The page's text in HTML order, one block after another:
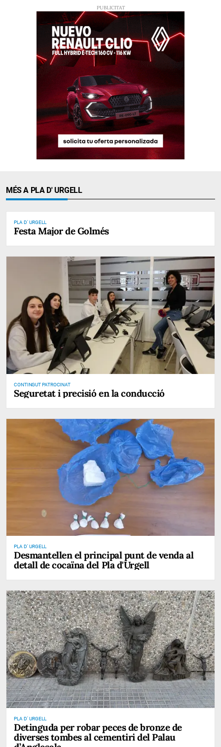
MÉS A PLA D' URGELL
PLA D' URGELL
Festa Major de Golmés
CONTINGUT PATROCINAT
Seguretat i precisió en la conducció
PLA D' URGELL
Desmantellen el principal punt de venda al
detall de cocaïna del Pla d'Urgell
PLA D' URGELL
Detinguda per robar peces de bronze de
diverses tombes al cementiri del Palau